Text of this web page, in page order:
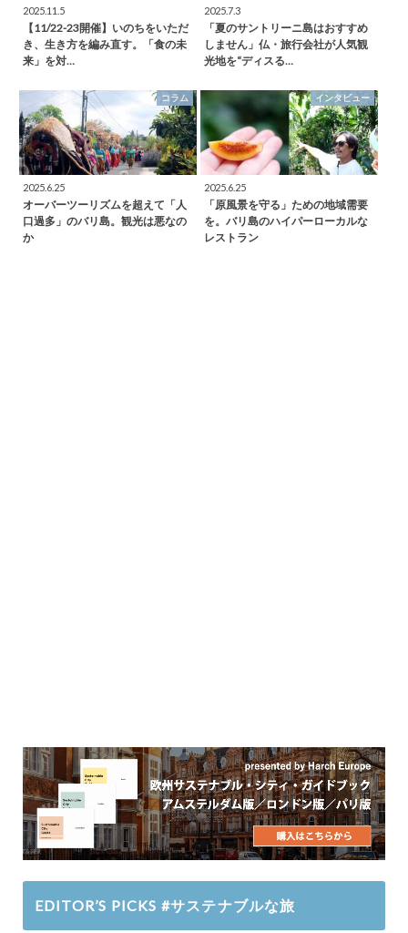
2025.11.5
【11/22-23開催】いのちをいただ
き、生き方を編み直す。「食の未
来」を対…
2025.7.3
「夏のサントリーニ島はおすすめ
しません」仏・旅行会社が人気観
光地を“ディスる…
コラム
2025.6.25
オーバーツーリズムを超えて「人
口過多」のバリ島。観光は悪なの
か
インタビュー
2025.6.25
「原風景を守る」ための地域需要
を。バリ島のハイパーローカルな
レストラン
EDITOR’S PICKS #サステナブルな旅